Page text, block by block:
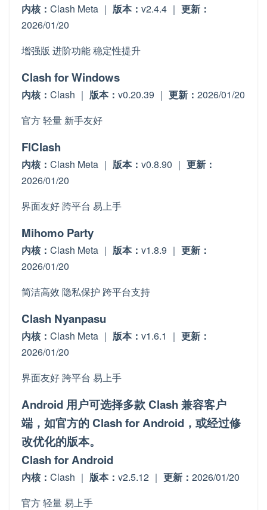
内核： Clash Meta ｜ 版本： v2.4.4 ｜ 更新：
2026/01/20
增强版 进阶功能稳定性提升
Clash for Windows
内核： Clash ｜ 版本： v0.20.39 ｜ 更新： 2026/01/20
官方轻量 新手友好
FlClash
内核： Clash Meta ｜ 版本： v0.8.90 ｜ 更新：
2026/01/20
界面友好 跨平台 易上手
Mihomo Party
内核： Clash Meta ｜ 版本： v1.8.9 ｜ 更新：
2026/01/20
简洁高效 隐私保护 跨平台支持
Clash Nyanpasu
内核： Clash Meta ｜ 版本： v1.6.1 ｜ 更新：
2026/01/20
界面友好 跨平台 易上手
Android 用户可选择多款 Clash 兼容客户
端，如官方的 Clash for Android，或经过修
改优化的版本。
Clash for Android
内核： Clash ｜ 版本： v2.5.12 ｜ 更新： 2026/01/20
官方轻量易上手